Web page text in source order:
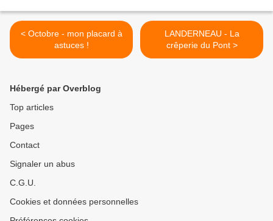
< Octobre - mon placard à
astuces !
LANDERNEAU - La
crêperie du Pont >
Hébergé par Overblog
Top articles
Pages
Contact
Signaler un abus
C.G.U.
Cookies et données personnelles